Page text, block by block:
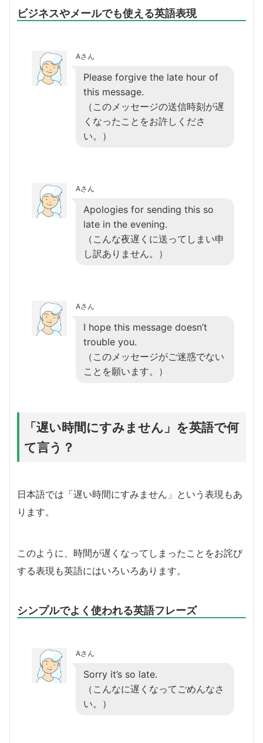
ビジネスやメールでも使える英語表現
Aさん
Please forgive the late hour of
this message.
（このメッセージの送信時刻が遅
くなったことをお許しくださ
い。）
Aさん
Apologies for sending this so
late in the evening.
（こんな夜遅くに送ってしまい申
し訳ありません。）
Aさん
I hope this message doesn’t
trouble you.
（このメッセージがご迷惑でない
ことを願います。）
「遅い時間にすみません」を英語で何
て言う？
日本語では「遅い時間にすみません」という表現もあ
ります。
このように、時間が遅くなってしまったことをお詫び
する表現も英語にはいろいろあります。
シンプルでよく使われる英語フレーズ
Aさん
Sorry it’s so late.
（こんなに遅くなってごめんなさ
い。）